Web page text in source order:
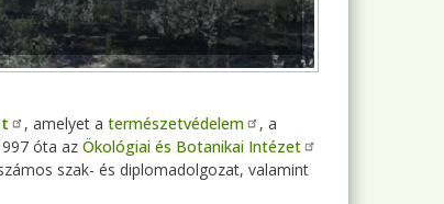
, amelyet a természetvédelem
, a
óta az Ökológiai és Botanikai Intézet
szak- és diplomadolgozat, valamint